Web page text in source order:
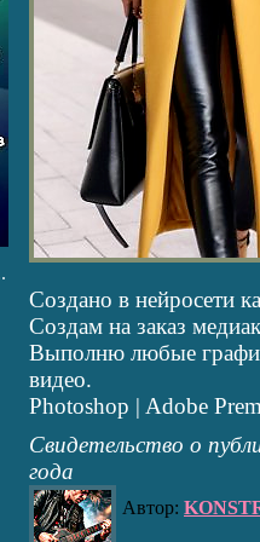
Создано в нейросети
Создам на заказ
Выполню любые
видео.
Photoshop | Adobe
Свидетельство о
года
Автор: